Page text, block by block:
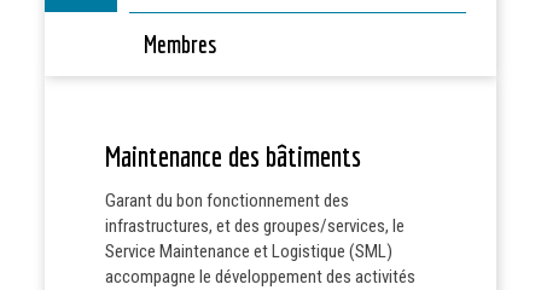
Membres
Maintenance des bâtiments
Garant du bon fonctionnement des
infrastructures, et des groupes/services, le
Service Maintenance et Logistique (SML)
accompagne le développement des activités